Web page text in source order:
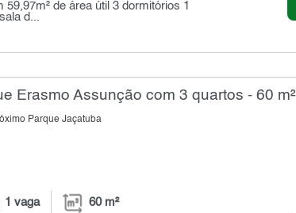
de área útil 3 dormitórios 1
d...
Erasmo Assunção com 3 quartos - 60 m²
Parque Jaçatuba
1 vaga 60 m²